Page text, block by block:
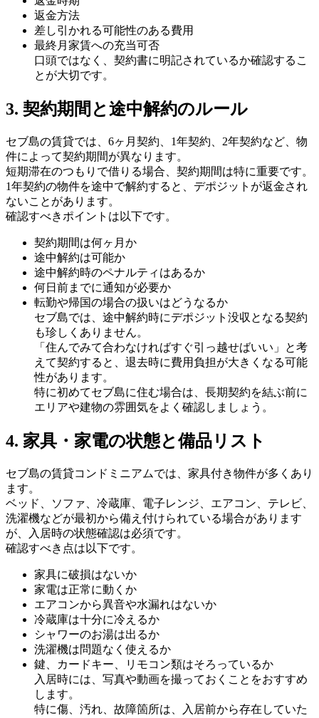
返金方法
差し引かれる可能性のある費用
最終月家賃への充当可否
口頭ではなく、契約書に明記されているか確認するこ
とが大切です。
3. 契約期間と途中解約のルール
セブ島の賃貸では、6ヶ月契約、1年契約、2年契約など、物
件によって契約期間が異なります。
短期滞在のつもりで借りる場合、契約期間は特に重要です。
1年契約の物件を途中で解約すると、デポジットが返金され
ないことがあります。
確認すべきポイントは以下です。
契約期間は何ヶ月か
途中解約は可能か
途中解約時のペナルティはあるか
何日前までに通知が必要か
転勤や帰国の場合の扱いはどうなるか
セブ島では、途中解約時にデポジット没収となる契約
も珍しくありません。
「住んでみて合わなければすぐ引っ越せばいい」と考
えて契約すると、退去時に費用負担が大きくなる可能
性があります。
特に初めてセブ島に住む場合は、長期契約を結ぶ前に
エリアや建物の雰囲気をよく確認しましょう。
4. 家具・家電の状態と備品リスト
セブ島の賃貸コンドミニアムでは、家具付き物件が多くあり
ます。
ベッド、ソファ、冷蔵庫、電子レンジ、エアコン、テレビ、
洗濯機などが最初から備え付けられている場合があります
が、入居時の状態確認は必須です。
確認すべき点は以下です。
家具に破損はないか
家電は正常に動くか
エアコンから異音や水漏れはないか
冷蔵庫は十分に冷えるか
シャワーのお湯は出るか
洗濯機は問題なく使えるか
鍵、カードキー、リモコン類はそろっているか
入居時には、写真や動画を撮っておくことをおすすめ
します。
特に傷、汚れ、故障箇所は、入居前から存在していた